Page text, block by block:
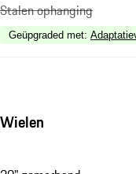
Stalen ophanging
Geüpgraded met:
Wielen